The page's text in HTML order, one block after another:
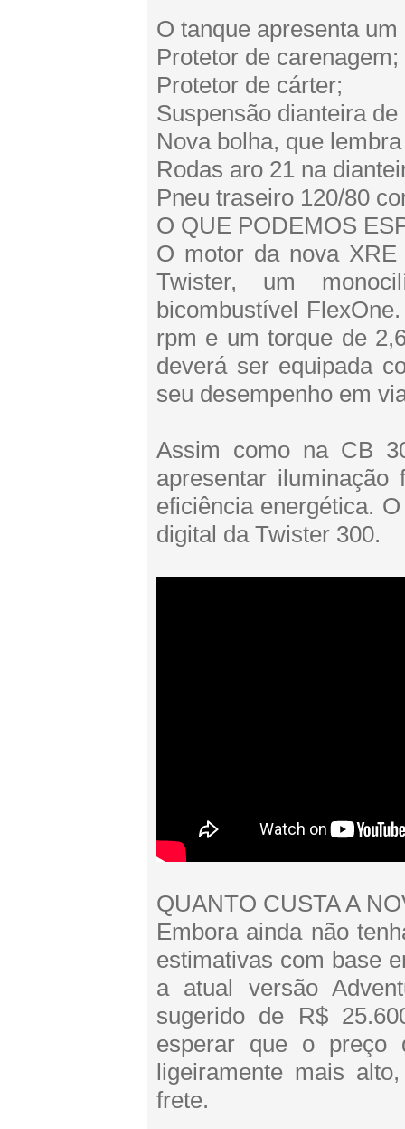
O tanque apresenta
Protetor de carenagem;
Protetor de cárter;
Suspensão dianteira
Nova bolha, que
Rodas aro 21 na
Pneu traseiro 120/80
O QUE PODEMOS
O motor da nova
Twister, um
bicombustível
rpm e um torque de
deverá ser equipada
seu desempenho em
Assim como na CB
apresentar
eficiência energética.
digital da Twister 300.
QUANTO CUSTA A
Embora ainda não
estimativas com base
a atual versão
sugerido de R$
esperar que o preço
ligeiramente mais
frete.